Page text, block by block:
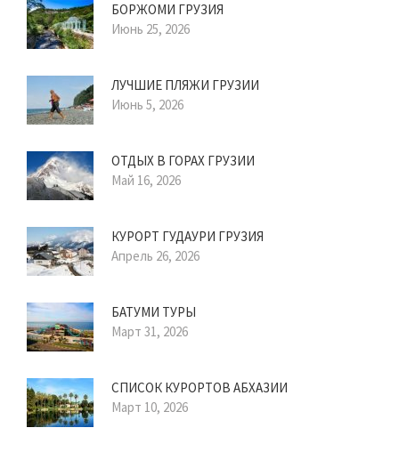
БОРЖОМИ ГРУЗИЯ
Июнь 25, 2026
ЛУЧШИЕ ПЛЯЖИ ГРУЗИИ
Июнь 5, 2026
ОТДЫХ В ГОРАХ ГРУЗИИ
Май 16, 2026
КУРОРТ ГУДАУРИ ГРУЗИЯ
Апрель 26, 2026
БАТУМИ ТУРЫ
Март 31, 2026
СПИСОК КУРОРТОВ АБХАЗИИ
Март 10, 2026